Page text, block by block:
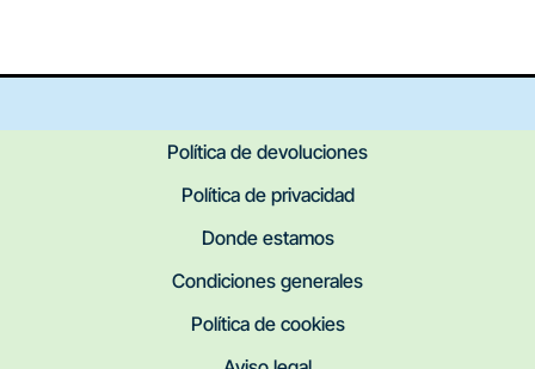
Política de devoluciones
Política de privacidad
Donde estamos
Condiciones generales
Política de cookies